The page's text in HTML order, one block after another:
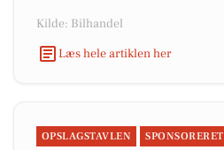
Kilde: Bilhandel
Læs hele artiklen her
OPSLAGSTAVLEN SPONSORERET